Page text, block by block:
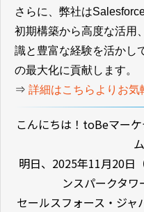
さらに、弊社は
初期構築から高度な活用
識と豊富な経験を活かし
の最大化に貢献します。
⇒ 詳細はこちらよりお気
こんにちは！toBeマー
明日、2025年11月20日
ンスパークタワ
セールスフォース・ジ